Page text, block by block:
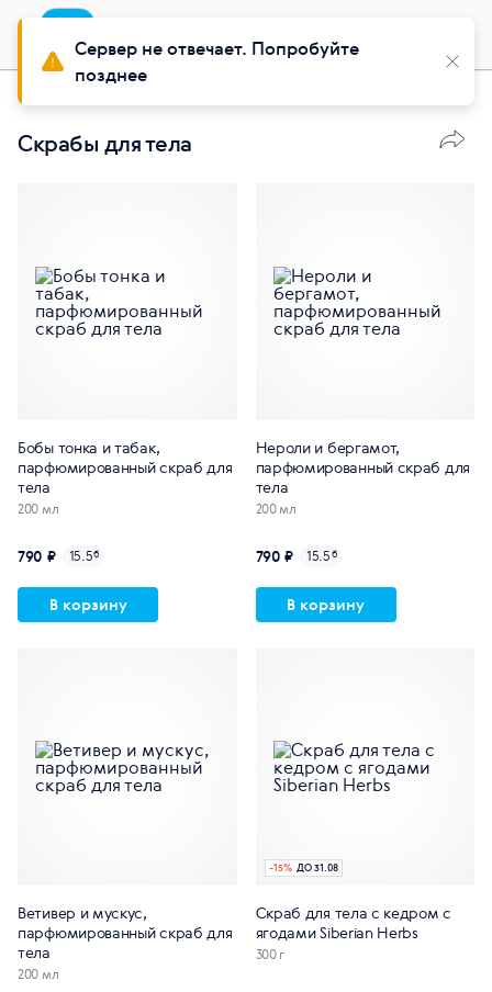
Buy Siberian
Красота
Скрабы для тела
Бобы тонка и табак,
парфюмированный скраб для
тела
200 мл
790 ₽ 15.5б
В корзину
Нероли и бергамот,
парфюмированный скраб для
тела
200 мл
790 ₽ 15.5б
В корзину
Ветивер и мускус,
парфюмированный скраб для
тела
200 мл
-15% ДО 31.08
Скраб для тела с кедром с
ягодами Siberian Herbs
300 г
Сервер не отвечает. Попробуйте
позднее